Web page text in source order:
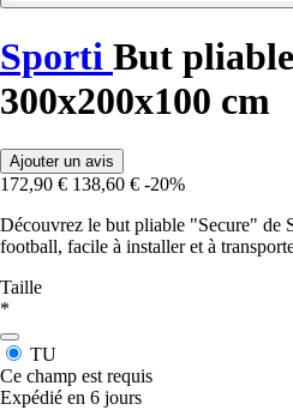
Sporti But
300x200x100 cm
Ajouter un avis
172,90 € 138,60 € -20%
Découvrez le but pliable "Secure" de
football, facile à installer et à
Taille
*
TU
Ce champ est requis
Expédié en 6 jours